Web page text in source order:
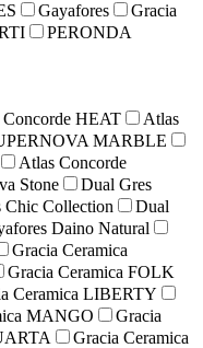
Gayafores
Gracia
PERONDA
Concorde HEAT
Atlas
MARBLE
Atlas Concorde
Stone
Dual Gres
Chic Collection
Dual
Daino Natural
Gracia Ceramica
Gracia Ceramica FOLK
Ceramica LIBERTY
MANGO
Gracia
Gracia Ceramica